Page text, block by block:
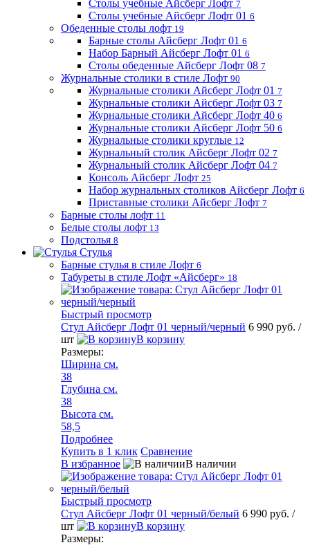
Столы учебные Айсберг Лофт 7
Столы учебные Айсберг Лофт 01 6
Обеденные столы лофт 19
Барные столы Айсберг Лофт 01 6
Набор Барный Айсберг Лофт 01 6
Столы обеденные Айсберг Лофт 08 7
Журнальные столики в стиле Лофт 90
Журнальные столики Айсберг Лофт 01 7
Журнальные столики Айсберг Лофт 03 7
Журнальные столики Айсберг Лофт 40 6
Журнальные столики Айсберг Лофт 50 6
Журнальные столики круглые 12
Журнальный столик Айсберг Лофт 02 7
Журнальный столик Айсберг Лофт 04 7
Консоль Айсберг Лофт 25
Набор журнальных столиков Айсберг Лофт 6
Приставные столики Айсберг Лофт 7
Барные столы лофт 11
Белые столы лофт 13
Подстолья 8
Стулья
Барные стулья в стиле Лофт 6
Табуреты в стиле Лофт «Айсберг» 18
Быстрый просмотр
Стул Айсберг Лофт 01 черный/черный 6 990 руб. /
шт
В корзину
Размеры:
Ширина см.
38
Глубина см.
38
Высота см.
58,5
Подробнее
Купить в 1 клик Сравнение
В избранное
В наличии
Быстрый просмотр
Стул Айсберг Лофт 01 черный/белый 6 990 руб. /
шт
В корзину
Размеры: